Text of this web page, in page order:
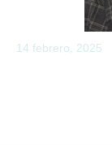
14 febrero, 2025